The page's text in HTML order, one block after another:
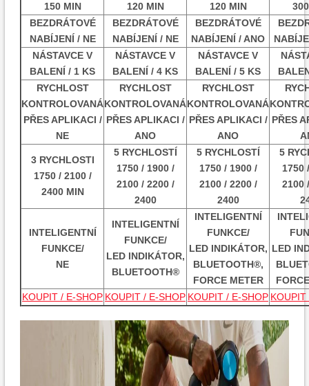
150 MIN
120 MIN
120 MIN
BEZDRÁTOVÉ
NABÍJENÍ / NE
BEZDRÁTOVÉ
NABÍJENÍ / NE
BEZDRÁTOVÉ
NABÍJENÍ / ANO
NÁSTAVCE V
BALENÍ / 1 KS
NÁSTAVCE V
BALENÍ / 4 KS
NÁSTAVCE V
BALENÍ / 5 KS
RYCHLOST
KONTROLOVANÁ
PŘES APLIKACI /
NE
RYCHLOST
KONTROLOVANÁ
PŘES APLIKACI /
ANO
RYCHLOST
KONTROLOVANÁ
PŘES APLIKACI /
ANO
PŘES
3 RYCHLOSTI
1750 / 2100 /
2400 MIN
5 RYCHLOSTÍ
1750 / 1900 /
2100 / 2200 /
2400
5 RYCHLOSTÍ
1750 / 1900 /
2100 / 2200 /
2400
5
1750
2100
INTELIGENTNÍ
FUNKCE/
NE
INTELIGENTNÍ
FUNKCE/
LED INDIKÁTOR,
BLUETOOTH®
INTELIGENTNÍ
FUNKCE/
LED INDIKÁTOR,
BLUETOOTH®,
FORCE METER
LED
KOUPIT / E-SHOP KOUPIT / E-SHOP KOUPIT / E-SHOP KOUPIT